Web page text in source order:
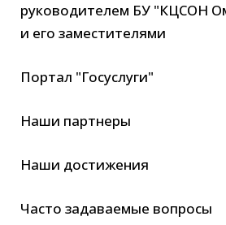
руководителем БУ "КЦСОН
и его заместителями
Портал "Госуслуги"
Наши партнеры
Наши достижения
Часто задаваемые вопросы